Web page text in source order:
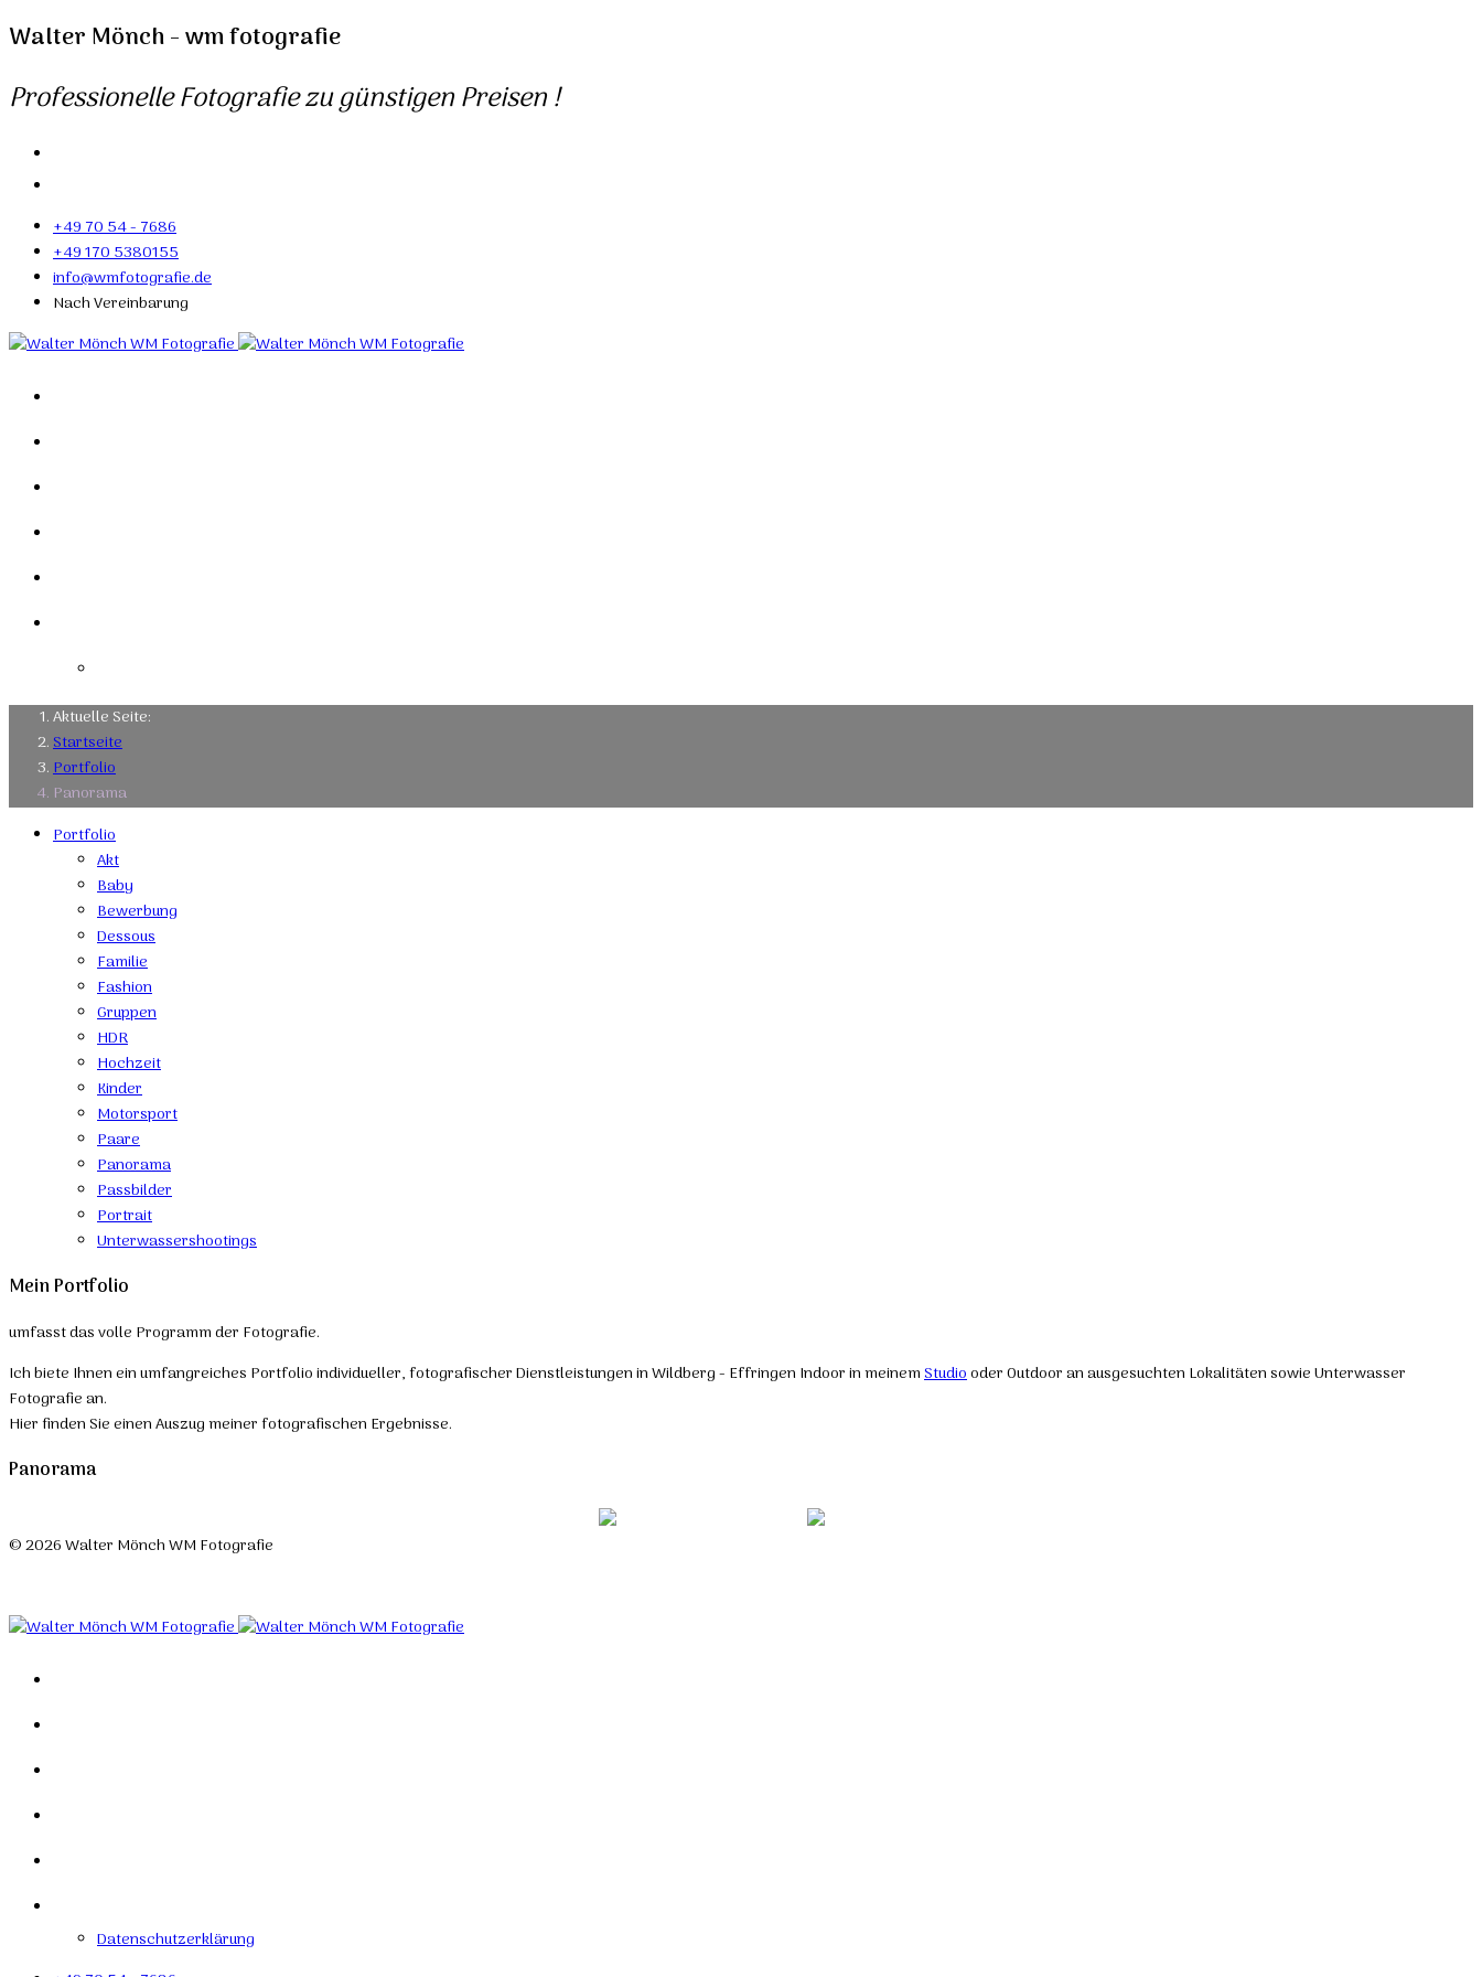
Walter Mönch - wm fotografie
Professionelle Fotografie zu günstigen Preisen !
+49 70 54 - 7686
+49 170 5380155
info@wmfotografie.de
Nach Vereinbarung
Aktuelle Seite:
Startseite
Portfolio
Panorama
Portfolio
Akt
Baby
Bewerbung
Dessous
Familie
Fashion
Gruppen
HDR
Hochzeit
Kinder
Motorsport
Paare
Panorama
Passbilder
Portrait
Unterwassershootings
Mein Portfolio
umfasst das volle Programm der Fotografie.
Ich biete Ihnen ein umfangreiches Portfolio individueller, fotografischer Dienstleistungen in Wildberg - Effringen Indoor in meinemStudiooder Outdoor an ausgesuchten Lokalitäten sowie Unterwasser
Fotografie an.
Hier finden Sie einen Auszug meiner fotografischen Ergebnisse.
Panorama
© 2026 Walter Mönch WM Fotografie
Datenschutzerklärung